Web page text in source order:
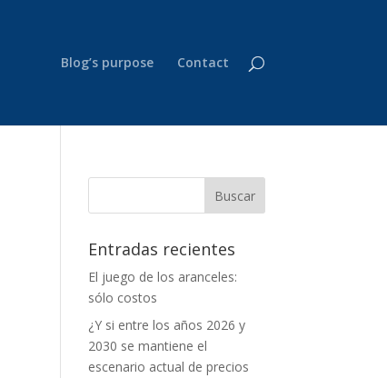
Blog’s purpose Contact
Entradas recientes
El juego de los aranceles:
sólo costos
¿Y si entre los años 2026 y
2030 se mantiene el
escenario actual de precios